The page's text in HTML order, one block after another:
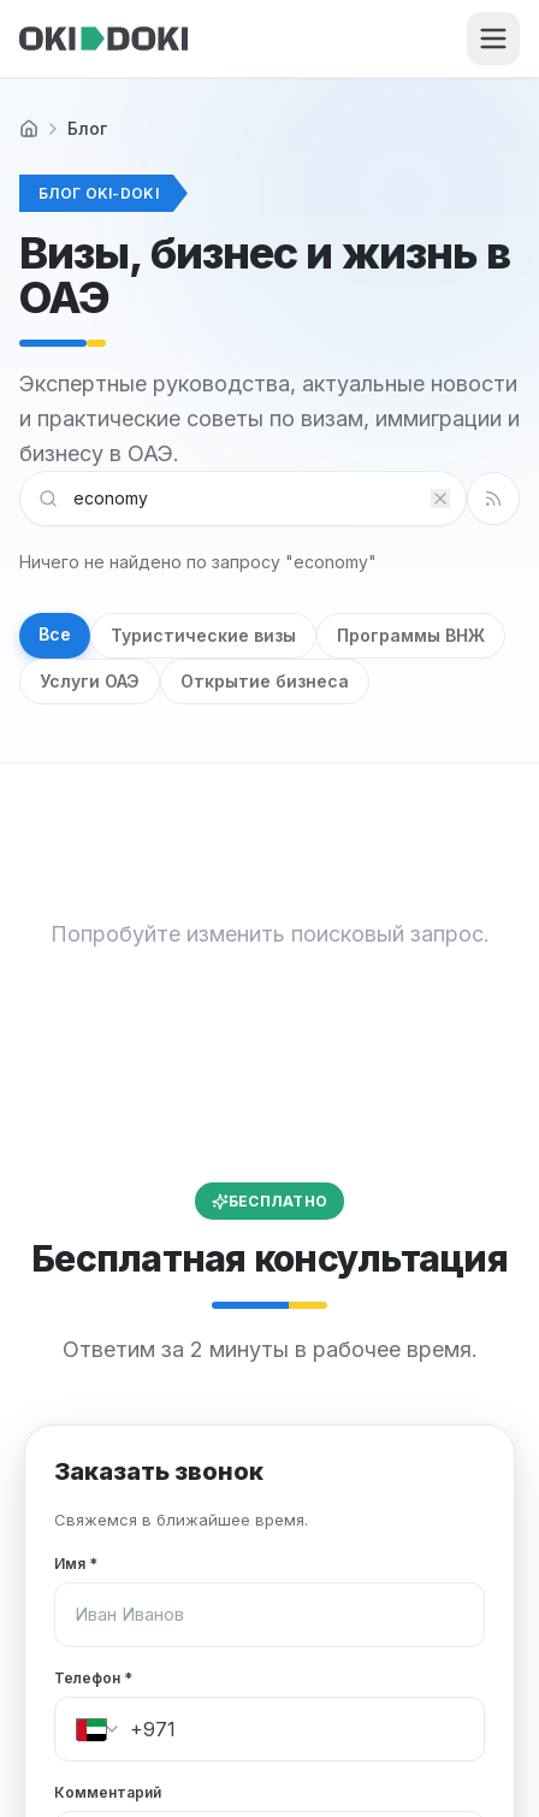
ГлавнаяБлог
БЛОГ OKI-DOKI
Визы, бизнес и жизнь в
ОАЭ
Экспертные руководства, актуальные новости
и практические советы по визам, иммиграции и
бизнесу в ОАЭ.
Ничего не найдено по запросу "economy"
Все Туристические визы Программы ВНЖ
Услуги ОАЭ Открытие бизнеса
Попробуйте изменить поисковый запрос.
БЕСПЛАТНО
Бесплатная консультация
Ответим за 2 минуты в рабочее время.
Заказать звонок
Свяжемся в ближайшее время.
Имя *
Телефон *
Комментарий